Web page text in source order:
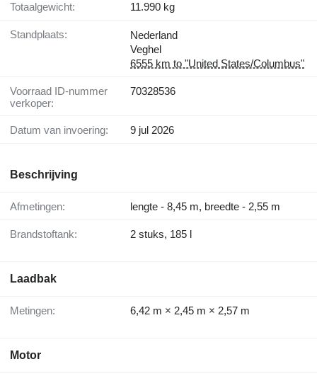
Totaalgewicht: 11.990 kg
Standplaats:
Nederland
Veghel
6555 km to "United States/Columbus"
Voorraad ID-nummer
verkoper:
70328536
Datum van invoering: 9 jul 2026
Beschrijving
Afmetingen: lengte - 8,45 m, breedte - 2,55 m
Brandstoftank: 2 stuks, 185 l
Laadbak
Metingen: 6,42 m × 2,45 m × 2,57 m
Motor